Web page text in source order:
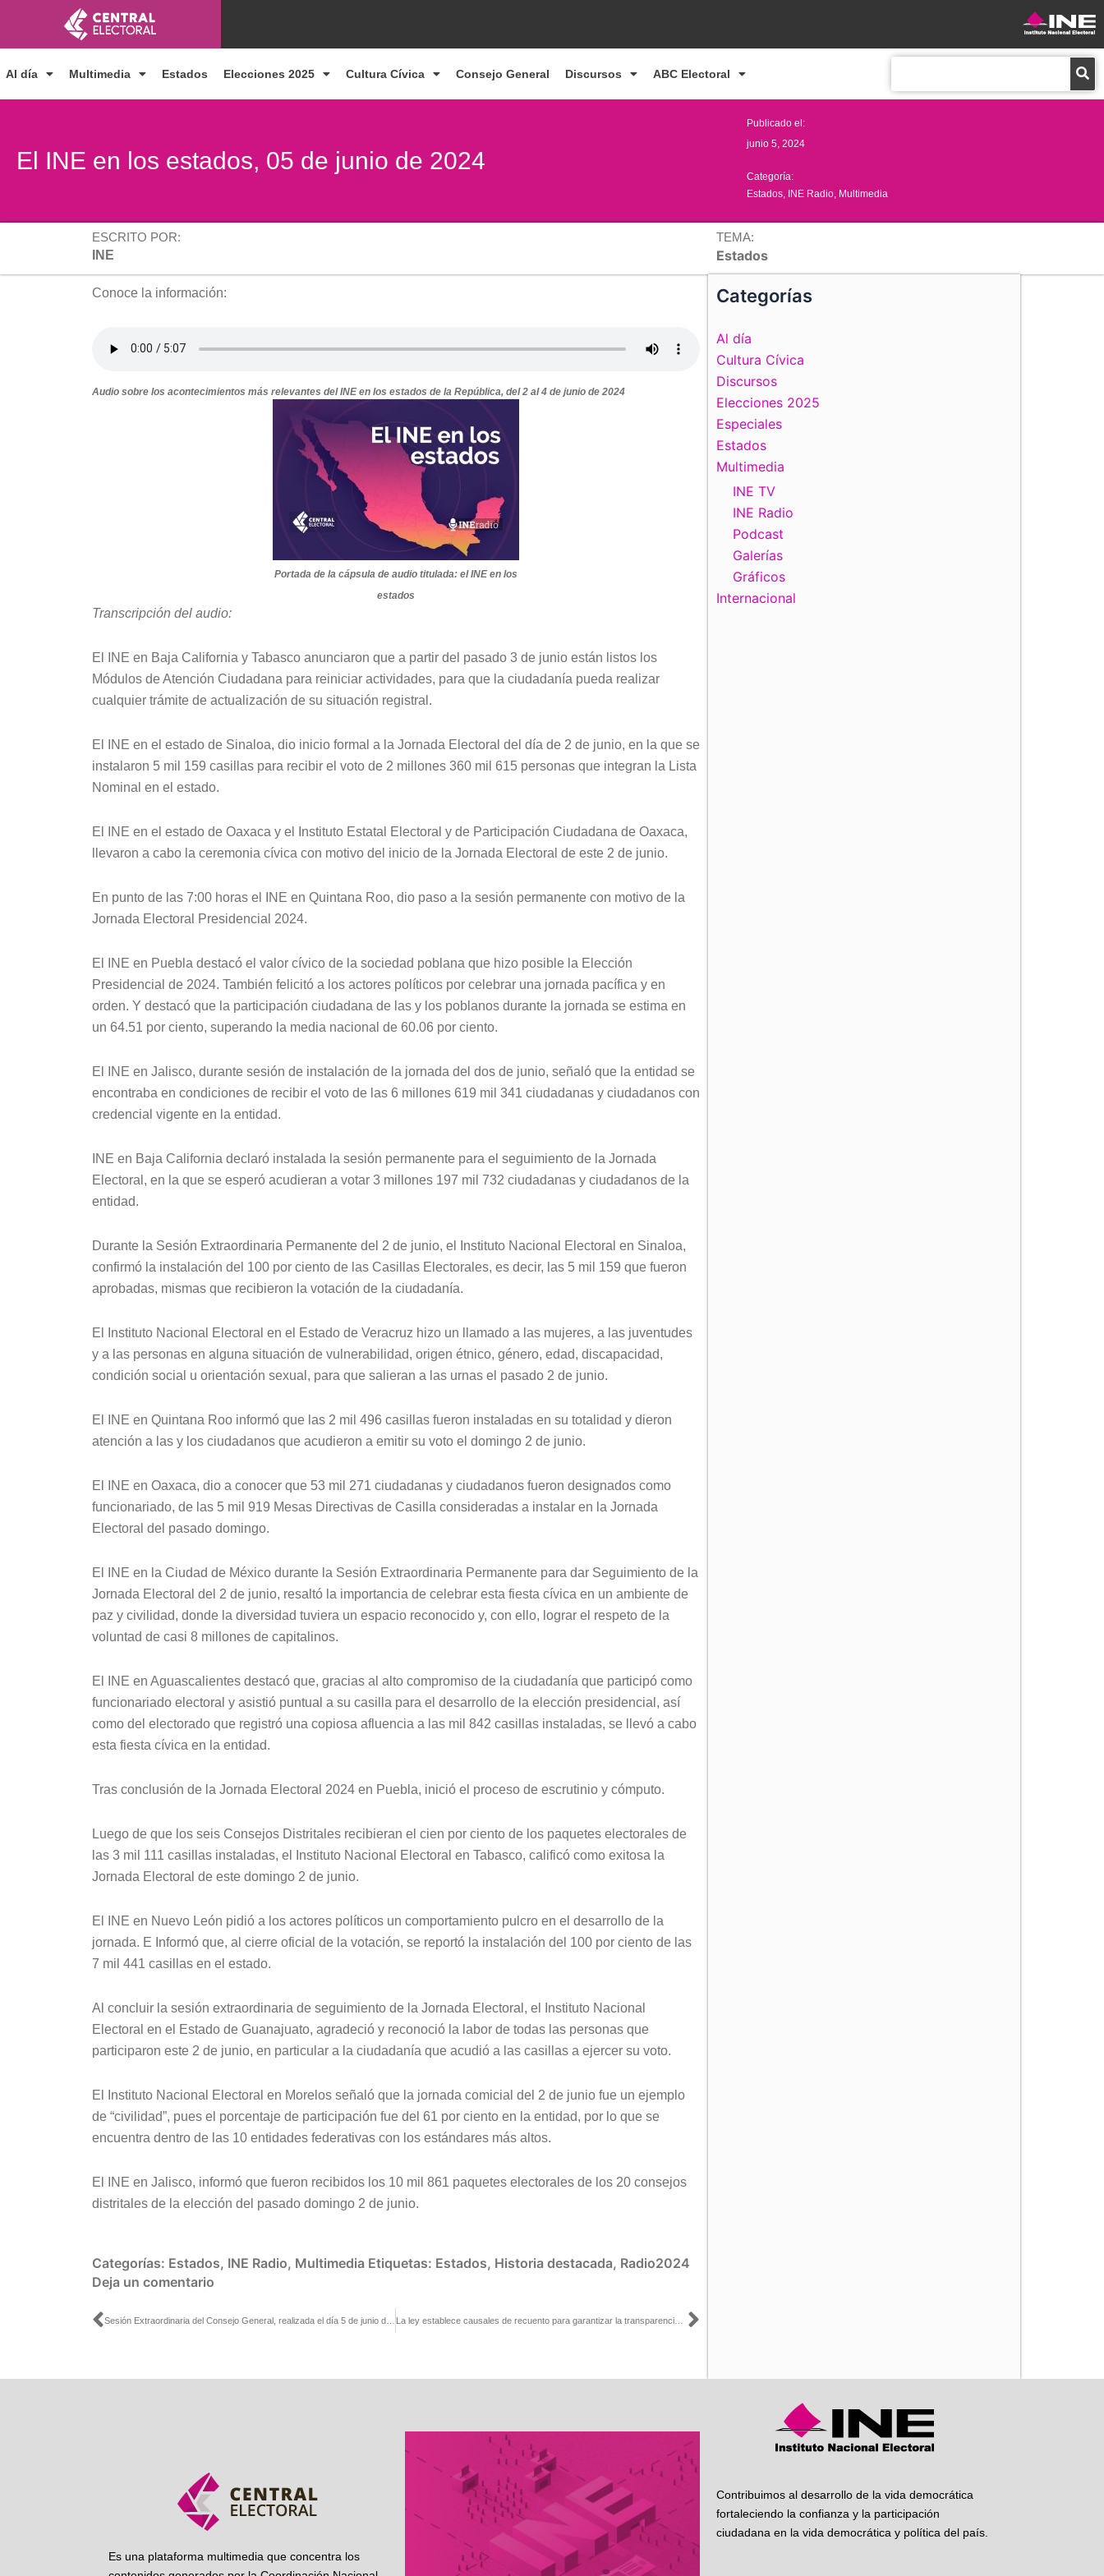
contenido
Al día Multimedia Estados Elecciones 2025 Cultura Cívica Consejo General Discursos ABC Electoral
El INE en los estados, 05 de junio de 2024
Publicado el:
junio 5, 2024
Categoría:
Estados INE Radio Multimedia
ESCRITO POR:
INE
TEMA:
Estados
Conoce la información:
Audio sobre los acontecimientos más relevantes del INE en los estados de la República, del 2 al 4 de junio de 2024
Portada de la cápsula de audio titulada: el INE en los
estados
Transcripción del audio:
El INE en Baja California y Tabasco anunciaron que a partir del pasado 3 de junio están listos los
Módulos de Atención Ciudadana para reiniciar actividades, para que la ciudadanía pueda realizar
cualquier trámite de actualización de su situación registral.
El INE en el estado de Sinaloa, dio inicio formal a la Jornada Electoral del día de 2 de junio, en la que se
instalaron 5 mil 159 casillas para recibir el voto de 2 millones 360 mil 615 personas que integran la Lista
Nominal en el estado.
El INE en el estado de Oaxaca y el Instituto Estatal Electoral y de Participación Ciudadana de Oaxaca,
llevaron a cabo la ceremonia cívica con motivo del inicio de la Jornada Electoral de este 2 de junio.
En punto de las 7:00 horas el INE en Quintana Roo, dio paso a la sesión permanente con motivo de la
Jornada Electoral Presidencial 2024.
El INE en Puebla destacó el valor cívico de la sociedad poblana que hizo posible la Elección
Presidencial de 2024. También felicitó a los actores políticos por celebrar una jornada pacífica y en
orden. Y destacó que la participación ciudadana de las y los poblanos durante la jornada se estima en
un 64.51 por ciento, superando la media nacional de 60.06 por ciento.
El INE en Jalisco, durante sesión de instalación de la jornada del dos de junio, señaló que la entidad se
encontraba en condiciones de recibir el voto de las 6 millones 619 mil 341 ciudadanas y ciudadanos con
credencial vigente en la entidad.
INE en Baja California declaró instalada la sesión permanente para el seguimiento de la Jornada
Electoral, en la que se esperó acudieran a votar 3 millones 197 mil 732 ciudadanas y ciudadanos de la
entidad.
Durante la Sesión Extraordinaria Permanente del 2 de junio, el Instituto Nacional Electoral en Sinaloa,
confirmó la instalación del 100 por ciento de las Casillas Electorales, es decir, las 5 mil 159 que fueron
aprobadas, mismas que recibieron la votación de la ciudadanía.
El Instituto Nacional Electoral en el Estado de Veracruz hizo un llamado a las mujeres, a las juventudes
y a las personas en alguna situación de vulnerabilidad, origen étnico, género, edad, discapacidad,
condición social u orientación sexual, para que salieran a las urnas el pasado 2 de junio.
El INE en Quintana Roo informó que las 2 mil 496 casillas fueron instaladas en su totalidad y dieron
atención a las y los ciudadanos que acudieron a emitir su voto el domingo 2 de junio.
El INE en Oaxaca, dio a conocer que 53 mil 271 ciudadanas y ciudadanos fueron designados como
funcionariado, de las 5 mil 919 Mesas Directivas de Casilla consideradas a instalar en la Jornada
Electoral del pasado domingo.
El INE en la Ciudad de México durante la Sesión Extraordinaria Permanente para dar Seguimiento de la
Jornada Electoral del 2 de junio, resaltó la importancia de celebrar esta fiesta cívica en un ambiente de
paz y civilidad, donde la diversidad tuviera un espacio reconocido y, con ello, lograr el respeto de la
voluntad de casi 8 millones de capitalinos.
El INE en Aguascalientes destacó que, gracias al alto compromiso de la ciudadanía que participó como
funcionariado electoral y asistió puntual a su casilla para el desarrollo de la elección presidencial, así
como del electorado que registró una copiosa afluencia a las mil 842 casillas instaladas, se llevó a cabo
esta fiesta cívica en la entidad.
Tras conclusión de la Jornada Electoral 2024 en Puebla, inició el proceso de escrutinio y cómputo.
Luego de que los seis Consejos Distritales recibieran el cien por ciento de los paquetes electorales de
las 3 mil 111 casillas instaladas, el Instituto Nacional Electoral en Tabasco, calificó como exitosa la
Jornada Electoral de este domingo 2 de junio.
El INE en Nuevo León pidió a los actores políticos un comportamiento pulcro en el desarrollo de la
jornada. E Informó que, al cierre oficial de la votación, se reportó la instalación del 100 por ciento de las
7 mil 441 casillas en el estado.
Al concluir la sesión extraordinaria de seguimiento de la Jornada Electoral, el Instituto Nacional
Electoral en el Estado de Guanajuato, agradeció y reconoció la labor de todas las personas que
participaron este 2 de junio, en particular a la ciudadanía que acudió a las casillas a ejercer su voto.
El Instituto Nacional Electoral en Morelos señaló que la jornada comicial del 2 de junio fue un ejemplo
de “civilidad”, pues el porcentaje de participación fue del 61 por ciento en la entidad, por lo que se
encuentra dentro de las 10 entidades federativas con los estándares más altos.
El INE en Jalisco, informó que fueron recibidos los 10 mil 861 paquetes electorales de los 20 consejos
distritales de la elección del pasado domingo 2 de junio.
Categorías: Estados, INE Radio, Multimedia Etiquetas: Estados, Historia destacada, Radio2024
Deja un comentario
Ant Siguiente
Categorías
Al día
Cultura Cívica
Discursos
Elecciones 2025
Especiales
Estados
Multimedia
INE TV
INE Radio
Podcast
Galerías
Gráficos
Internacional
Es una plataforma multimedia que concentra los
Contribuimos al desarrollo de la vida democrática
fortaleciendo la confianza y la participación
ciudadana en la vida democrática y política del país.